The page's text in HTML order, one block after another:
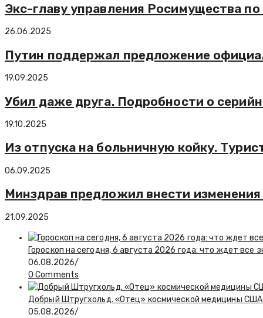
Экс-главу управления Росимущества
26.06.2025
Путин поддержал предложение
19.09.2025
Убил даже друга. Подробности о
19.10.2025
Из отпуска на больничную койку.
06.09.2025
Минздрав предложил внести
21.09.2025
Гороскоп на сегодня, 6 августа 2026 года: что ждет все
06.08.2026/
0 Comments
Добрый Штругхольд. «Отец» космической медицины
05.08.2026/